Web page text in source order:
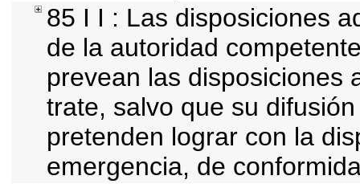
85 I I : Las disposiciones
de la autoridad
prevean las disposiciones
trate, salvo que su
pretenden lograr con la
emergencia, de